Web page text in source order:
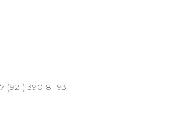
(921) 390 81 93